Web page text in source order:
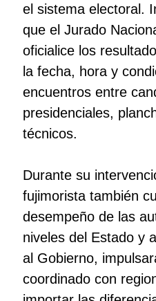
el sistema electoral.
que el Jurado
oficialice los
la fecha, hora y
encuentros entre
presidenciales,
técnicos.
Durante su
fujimorista también
desempeño de las
niveles del Estado y
al Gobierno,
coordinado con